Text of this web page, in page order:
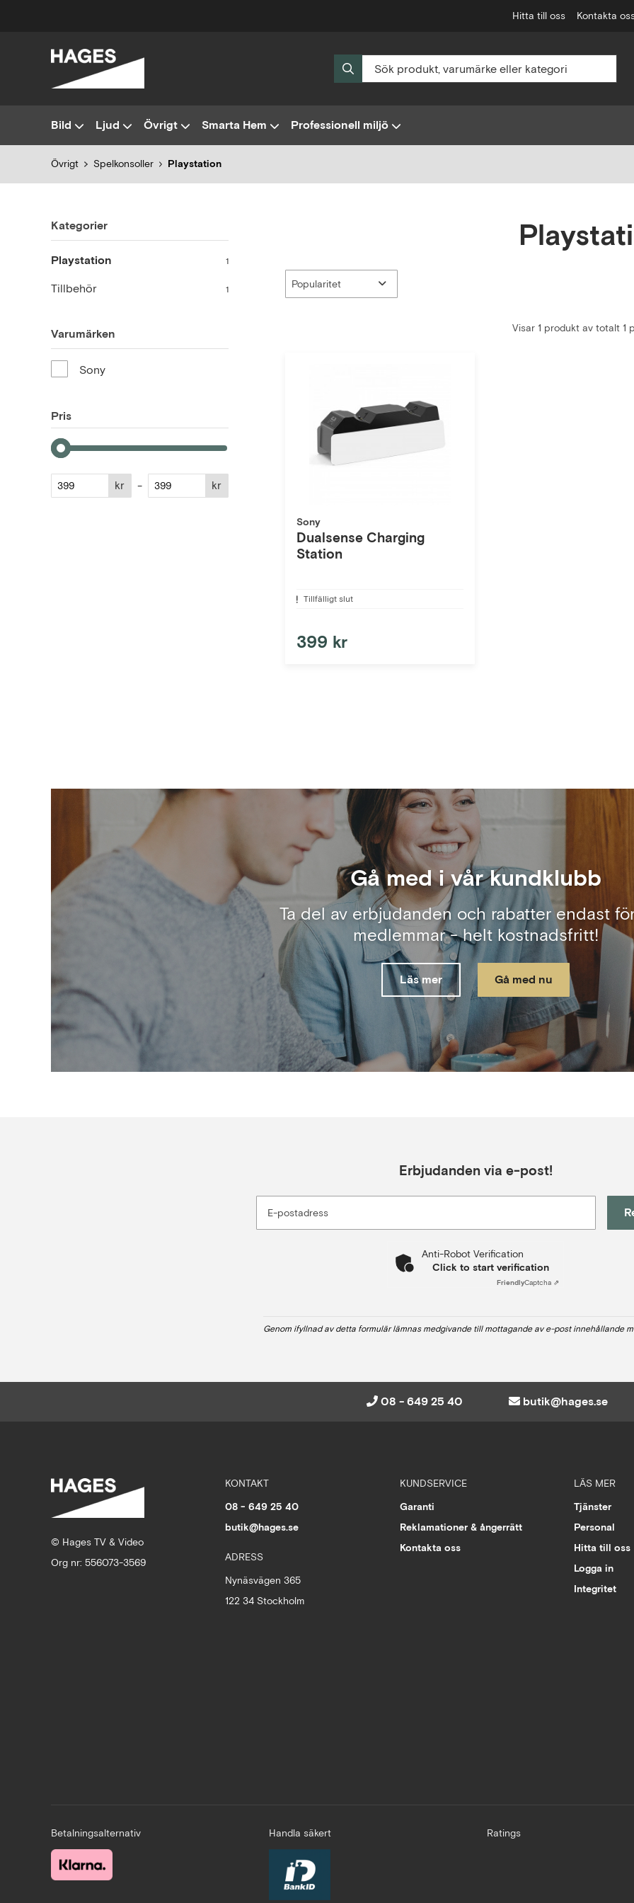
Hitta till oss Kontakta
Bild Ljud Övrigt Smarta Hem Professionell miljö
Övrigt Spelkonsoller Playstation
Kategorier
Playstation 1
Tillbehör 1
Varumärken
Sony
Pris
kr - kr
Visar 1 produkt av totalt 1
Sony
Dualsense Charging
Station
Tillfälligt slut
399 kr
Gå med i vår kundklubb
Ta del av erbjudanden och rabatter endast
medlemmar - helt kostnadsfritt!
Läs mer Gå med nu
Erbjudanden via e-post!
E-postadress
Anti-Robot Verification
Click to start verification
FriendlyCaptcha ⇗
Genom ifyllnad av detta formulär lämnas medgivande till mottagande av e-post innehållande
08 - 649 25 40 butik@hages.se
© Hages TV & Video
Org nr: 556073-3569
KONTAKT
08 - 649 25 40
butik@hages.se
ADRESS
Nynäsvägen 365
122 34 Stockholm
KUNDSERVICE
Garanti
Reklamationer & ångerrätt
Kontakta oss
LÄS MER
Tjänster
Personal
Hitta till oss
Logga in
Integritet
Betalningsalternativ Handla säkert Ratings